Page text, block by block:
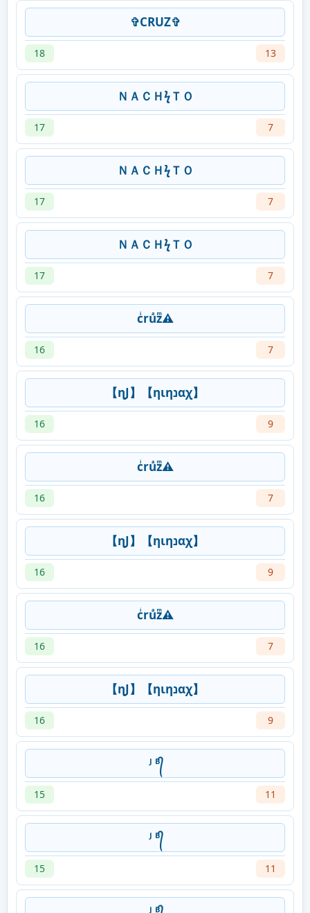
✞CRUZ✞
18 13
ＮＡＣＨϟＴＯㅤ
17 7
ＮＡＣＨϟＴＯㅤ
17 7
ＮＡＣＨϟＴＯㅤ
17 7
cͥruͣzͫ⚠
16 7
【ɳJ】【ηιηנαχ】
16 9
cͥruͣzͫ⚠
16 7
【ɳJ】【ηιηנαχ】
16 9
cͥruͣzͫ⚠
16 7
【ɳJ】【ηιηנαχ】
16 9
ᴶ ᴮ᭄
15 11
ᴶ ᴮ᭄
15 11